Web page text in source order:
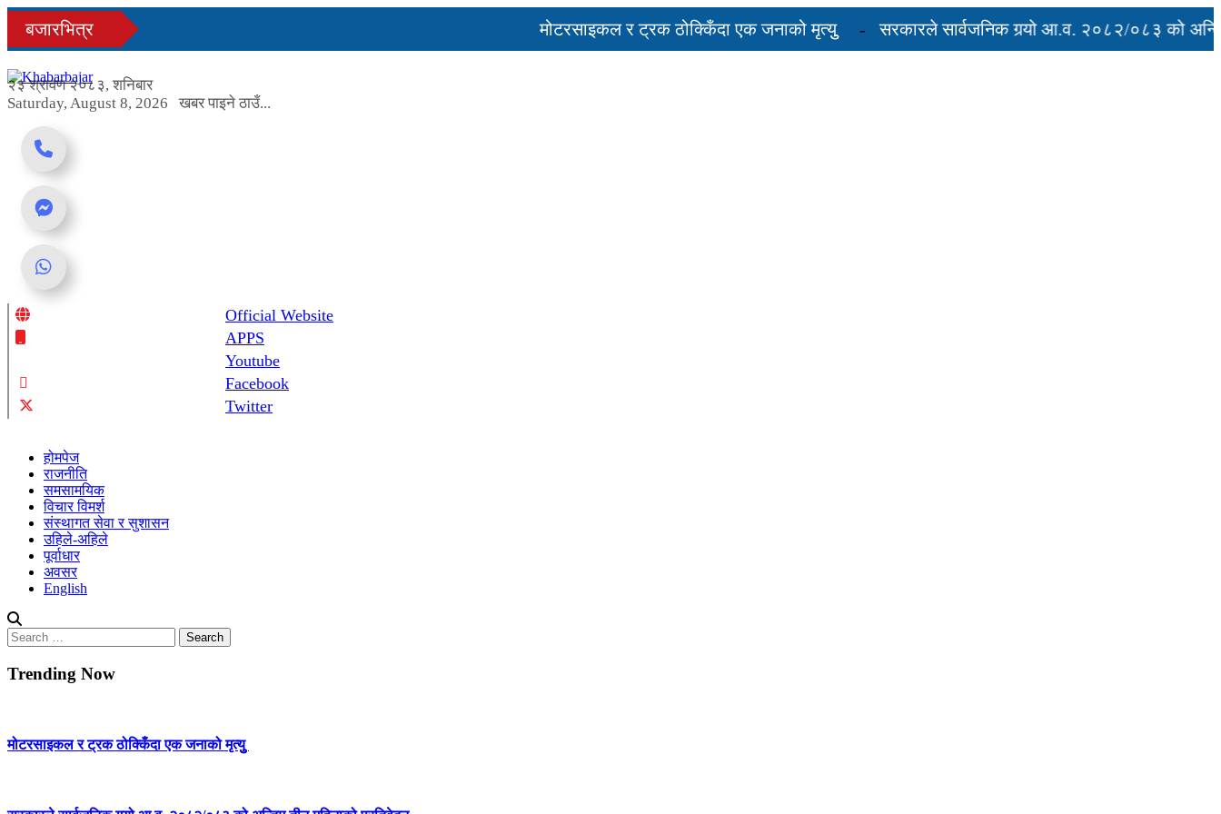
Skip
content
बजारभित्र मोटरसाइकल र ट्रक ठोक्किँदा एक जनाको मृत्युु
सरकारले सार्वजनिक गर्‍यो आ.व. २०८२/०८३ को अन्तिम तीन
२३ श्रावण २०८३, शनिबार
Saturday, August 8, 2026
खबर पाइने ठाउँ...
Online News Portal
Official Website
APPS
Youtube
Facebook
Twitter
होमपेज
राजनीति
समसामयिक
विचार विमर्श
संस्थागत सेवा र सुशासन
उहिले-अहिले
पूर्वाधार
अवसर
English
Search
for:
Trending Now
मोटरसाइकल र ट्रक ठोक्किँदा एक जनाको मृत्युु